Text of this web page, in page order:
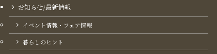
お知らせ/最新情報
イベント情報・フェア情報
暮らしのヒント